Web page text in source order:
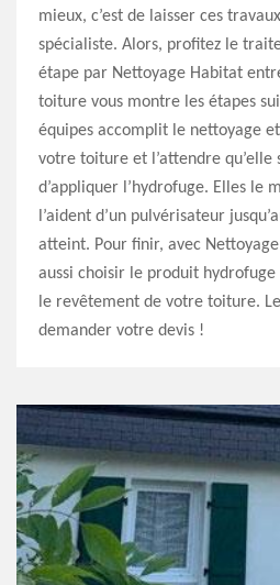
mieux, c’est de laisser ces
spécialiste. Alors, profitez le
étape par Nettoyage Habitat
toiture vous montre les étapes
équipes accomplit le nettoyage
votre toiture et l’attendre qu’elle
d’appliquer l’hydrofuge. Elles le
l’aident d’un pulvérisateur
atteint. Pour finir, avec
aussi choisir le produit
le revêtement de votre toiture.
demander votre devis !